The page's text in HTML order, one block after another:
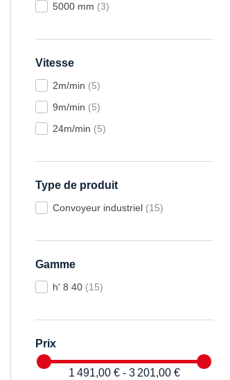
5000 mm (3)
Vitesse
2m/min (5)
9m/min (5)
24m/min (5)
Type de produit
Convoyeur industriel (15)
Gamme
h' 8 40 (15)
Prix
1 491,00 € - 3 201,00 €